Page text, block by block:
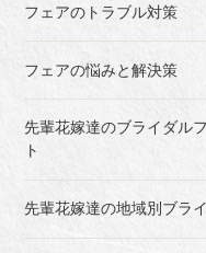
フェアのトラブル対策
フェアの悩みと解決策
先輩花嫁達のブライダル
ト
先輩花嫁達の地域別ブラ